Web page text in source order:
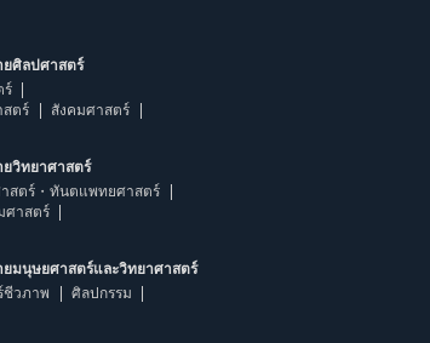
ศิลปศาสตร์
ร์
สตร์
สังคมศาสตร์
วิทยาศาสตร์
สตร์・ทันตแพทยศาสตร์
ศาสตร์
มนุษยศาสตร์และวิทยาศาสตร์
ชีวภาพ
ศิลปกรรม